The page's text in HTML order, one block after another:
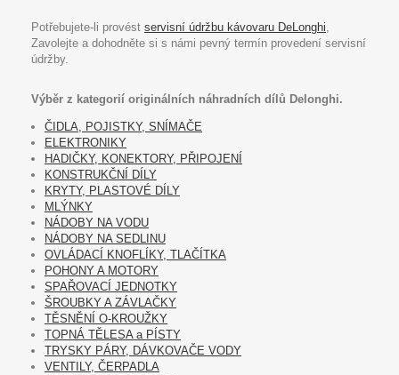
Potřebujete-li provést servisní údržbu kávovaru DeLonghi,
Zavolejte a dohodněte si s námi pevný termín provedení servisní
údržby.
Výběr z kategorií originálních náhradních dílů Delonghi.
ČIDLA, POJISTKY, SNÍMAČE
ELEKTRONIKY
HADIČKY, KONEKTORY, PŘIPOJENÍ
KONSTRUKČNÍ DÍLY
KRYTY, PLASTOVÉ DÍLY
MLÝNKY
NÁDOBY NA VODU
NÁDOBY NA SEDLINU
OVLÁDACÍ KNOFLÍKY, TLAČÍTKA
POHONY A MOTORY
SPAŘOVACÍ JEDNOTKY
ŠROUBKY A ZÁVLAČKY
TĚSNĚNÍ O-KROUŽKY
TOPNÁ TĚLESA a PÍSTY
TRYSKY PÁRY, DÁVKOVAČE VODY
VENTILY, ČERPADLA